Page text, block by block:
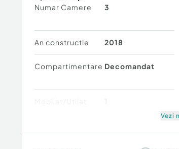
Tip imobil:Bloc de apartamente
Numar Camere 3
An constructie 2018
Compartimentare Decomandat
Vezi